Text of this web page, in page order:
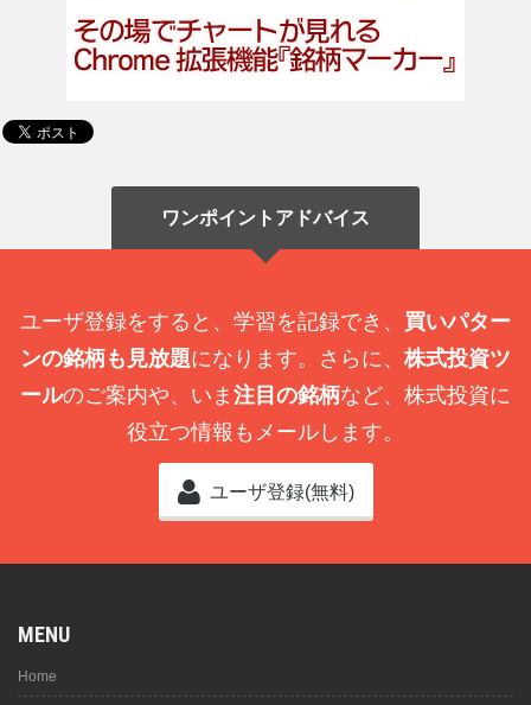
ワンポイントアドバイス
ユーザ登録をすると、学習を記録でき、 買いパター
ンの銘柄も見放題になります。さらに、 株式投資ツ
ールのご案内や、いま 注目の銘柄など、株式投資に
役立つ情報もメールします。
ユーザ登録(無料)
MENU
Home